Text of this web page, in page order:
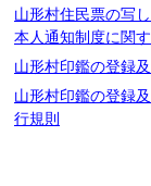
山形村住民票の写
本人通知制度に関
山形村印鑑の登録
山形村印鑑の登録
行規則